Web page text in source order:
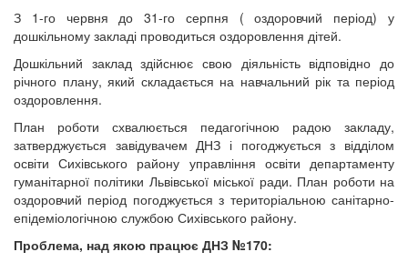
З 1-го червня до 31-го серпня ( оздоровчий період) у
дошкільному закладі проводиться оздоровлення дітей.
Дошкільний заклад здійснює свою діяльність відповідно до
річного плану, який складається на навчальний рік та період
оздоровлення.
План роботи схвалюється педагогічною радою закладу,
затверджується завідувачем ДНЗ і погоджується з відділом
освіти Сихівського району управління освіти департаменту
гуманітарної політики Львівської міської ради. План роботи на
оздоровчий період погоджується з територіальною санітарно-
епідеміологічною службою Сихівського району.
Проблема, над якою працює ДНЗ №170: